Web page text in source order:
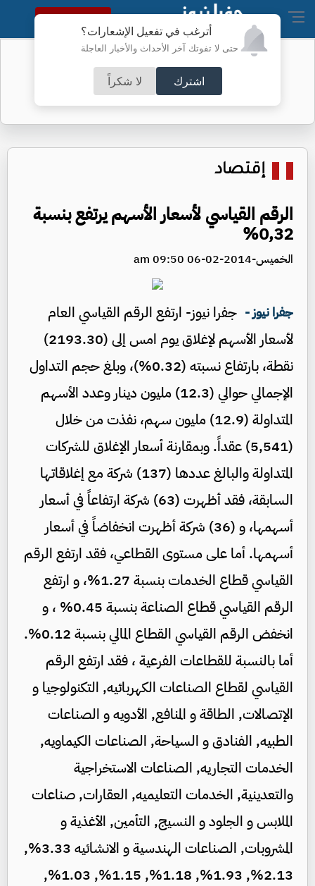
أترغب في تفعيل الإشعارات؟
حتى لا تفوتك آخر الأحداث والأخبار العاجلة
اشترك لا شكراً
النسخة الكاملة
إقتصاد
الرقم القياسي لأسعار الأسهم يرتفع بنسبة
0,32%
الخميس-2014-02-06 09:50 am
جفرا نيوز - جفرا نيوز- ارتفع الرقم القياسي العام
لأسعار الأسهم لإغلاق يوم امس إلى (2193.30)
نقطة، بارتفاع نسبته (0.32%)، وبلغ حجم التداول
الإجمالي حوالي (12.3) مليون دينار وعدد الأسهم
المتداولة (12.9) مليون سهم، نفذت من خلال
(5,541) عقداً. وبمقارنة أسعار الإغلاق للشركات
المتداولة والبالغ عددها (137) شركة مع إغلاقاتها
السابقة، فقد أظهرت (63) شركة ارتفاعاً في أسعار
أسهمها، و (36) شركة أظهرت انخفاضاً في أسعار
أسهمها. أما على مستوى القطاعي، فقد ارتفع الرقم
القياسي قطاع الخدمات بنسبة 1.27%، و ارتفع
الرقم القياسي قطاع الصناعة بنسبة 0.45% ، و
انخفض الرقم القياسي القطاع المالي بنسبة 0.12%.
أما بالنسبة للقطاعات الفرعية ، فقد ارتفع الرقم
القياسي لقطاع الصناعات الكهربائيه, التكنولوجيا و
الإتصالات, الطاقة و المنافع, الأدويه و الصناعات
الطبيه, الفنادق و السياحة, الصناعات الكيماويه,
الخدمات التجاريه, الصناعات الاستخراجية
والتعدينية, الخدمات التعليميه, العقارات, صناعات
الملابس و الجلود و النسيج, التأمين, الأغذية و
المشروبات, الصناعات الهندسية و الانشائيه 3.33%,
2.13%, 1.93%, 1.18%, 1.15%, 1.03%,